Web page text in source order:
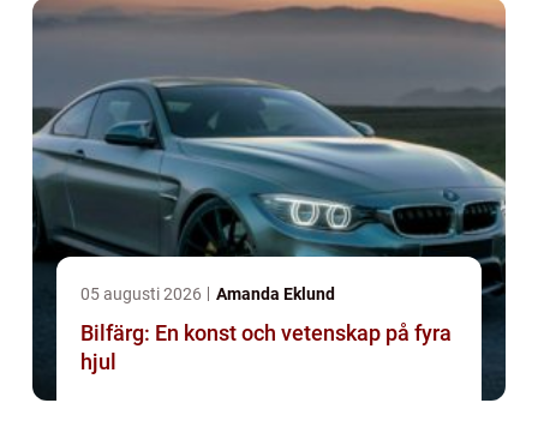
05 augusti 2026 Amanda Eklund
Bilfärg: En konst och vetenskap på fyra
hjul